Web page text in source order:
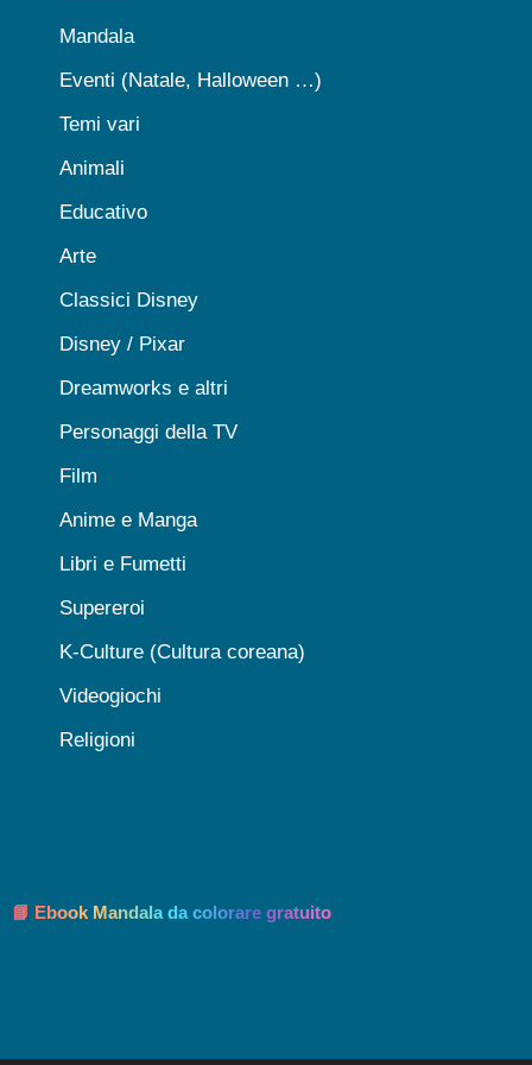
Mandala
Eventi (Natale, Halloween …)
Temi vari
Animali
Educativo
Arte
Classici Disney
Disney / Pixar
Dreamworks e altri
Personaggi della TV
Film
Anime e Manga
Libri e Fumetti
Supereroi
K-Culture (Cultura coreana)
Videogiochi
Religioni
📘 Ebook Mandala da colorare gratuito